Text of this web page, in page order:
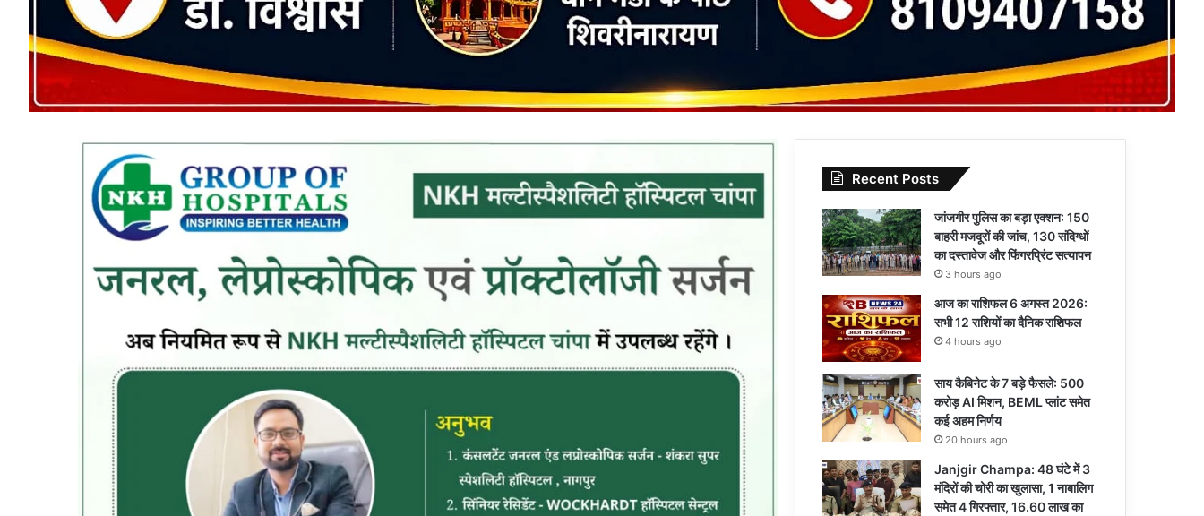
Recent Posts
जांजगीर पुलिस का बड़ा एक्शन: 150
बाहरी मजदूरों की जांच, 130 संदिग्धों
का दस्तावेज और फिंगरप्रिंट सत्यापन
3 hours ago
आज का राशिफल 6 अगस्त 2026:
सभी 12 राशियों का दैनिक राशिफल
4 hours ago
साय कैबिनेट के 7 बड़े फैसले: 500
करोड़ AI मिशन, BEML प्लांट समेत
कई अहम निर्णय
20 hours ago
Janjgir Champa: 48 घंटे में 3
मंदिरों की चोरी का खुलासा, 1 नाबालिग
समेत 4 गिरफ्तार, 16.60 लाख का